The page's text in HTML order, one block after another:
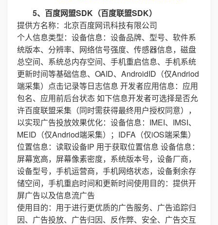
5、百度网盟SDK（百度联盟SDK）
提供方名称：北京百度网讯科技有限公司
个人信息类型：设备信息：设备品牌、型号、软件系
统版本、分辨率、网络信号强度、传感器信息，磁盘
总空间、系统总内存空间、手机重启信息、手机系统
更新时间等基础信息、OAID、AndroidID（仅Andriod
端采集）点击记录等日志信息 开发者应用信息：应用
包名、应用前后台状态 如下信息开发者可选择是否允
许百度联盟采集（同时需获得最终用户授权同意），
以实现广告投放效果优化：设备信息：IMEI、IMSI、
MEID（仅Andriod端采集）；IDFA（仅iOS端采集）
位置信息：读取设备IP 用于获取位置信息 设备信息：
屏幕宽高，屏幕像素密度，系统版本号，设备厂商，
设备型号，手机运营商，手机网络状态，设备剩余存
储空间，手机重启时间和更新时间使用目的：提供开
屏广告以及信息流广告
使用目的：用于进行更优质的广告服务、广告追踪归
因、广告投放、广告归因、反作弊、安全、广告交互